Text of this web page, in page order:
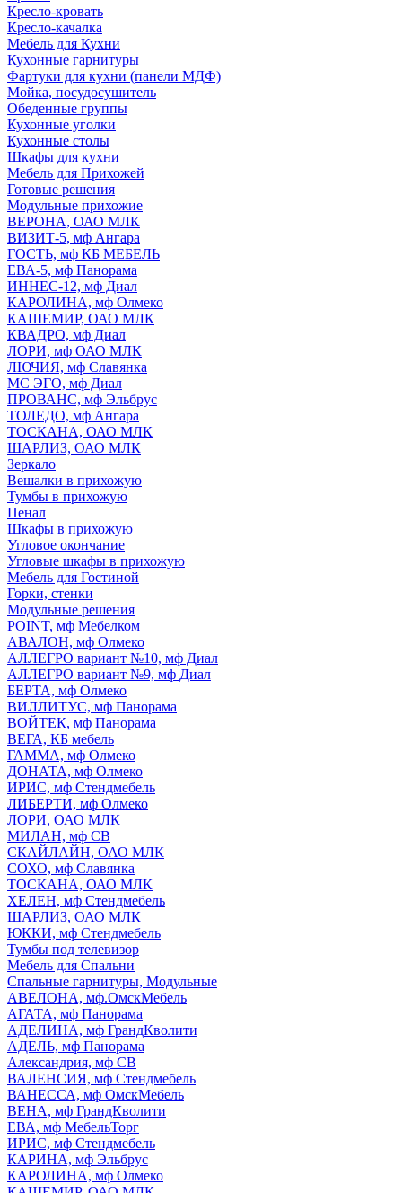
Кресло-кровать
Кресло-качалка
Мебель для Кухни
Кухонные гарнитуры
Фартуки для кухни (панели МДФ)
Мойка, посудосушитель
Обеденные группы
Кухонные уголки
Кухонные столы
Шкафы для кухни
Мебель для Прихожей
Готовые решения
Модульные прихожие
ВЕРОНА, ОАО МЛК
ВИЗИТ-5, мф Ангара
ГОСТЬ, мф КБ МЕБЕЛЬ
ЕВА-5, мф Панорама
ИННЕС-12, мф Диал
КАРОЛИНА, мф Олмеко
КАШЕМИР, ОАО МЛК
КВАДРО, мф Диал
ЛОРИ, мф ОАО МЛК
ЛЮЧИЯ, мф Славянка
МС ЭГО, мф Диал
ПРОВАНС, мф Эльбрус
ТОЛЕДО, мф Ангара
ТОСКАНА, ОАО МЛК
ШАРЛИЗ, ОАО МЛК
Зеркало
Вешалки в прихожую
Тумбы в прихожую
Пенал
Шкафы в прихожую
Угловое окончание
Угловые шкафы в прихожую
Мебель для Гостиной
Горки, стенки
Модульные решения
POINT, мф Мебелком
АВАЛОН, мф Олмеко
АЛЛЕГРО вариант №10, мф Диал
АЛЛЕГРО вариант №9, мф Диал
БЕРТА, мф Олмеко
ВИЛЛИТУС, мф Панорама
ВОЙТЕК, мф Панорама
ВЕГА, КБ мебель
ГАММА, мф Олмеко
ДОНАТА, мф Олмеко
ИРИС, мф Стендмебель
ЛИБЕРТИ, мф Олмеко
ЛОРИ, ОАО МЛК
МИЛАН, мф СВ
СКАЙЛАЙН, ОАО МЛК
СОХО, мф Славянка
ТОСКАНА, ОАО МЛК
ХЕЛЕН, мф Стендмебель
ШАРЛИЗ, ОАО МЛК
ЮККИ, мф Стендмебель
Тумбы под телевизор
Мебель для Спальни
Спальные гарнитуры, Модульные
АВЕЛОНА, мф.ОмскМебель
АГАТА, мф Панорама
АДЕЛИНА, мф ГрандКволити
АДЕЛЬ, мф Панорама
Александрия, мф СВ
ВАЛЕНСИЯ, мф Стендмебель
ВАНЕССА, мф ОмскМебель
ВЕНА, мф ГрандКволити
ЕВА, мф МебельТорг
ИРИС, мф Стендмебель
КАРИНА, мф Эльбрус
КАРОЛИНА, мф Олмеко